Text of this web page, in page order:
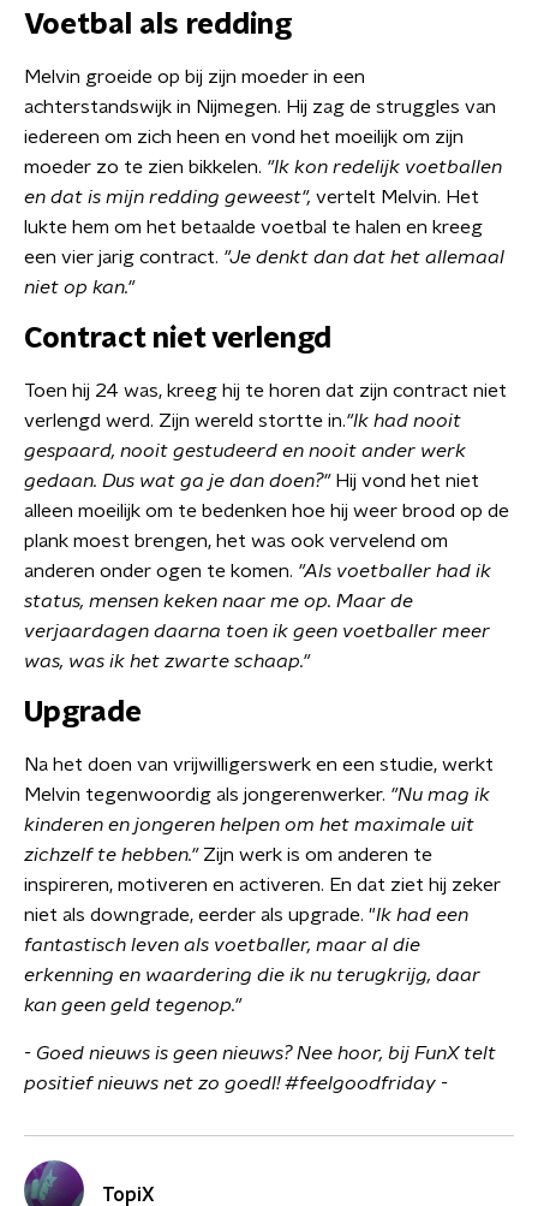
Voetbal als redding
Melvin groeide op bij zijn moeder in een
achterstandswijk in Nijmegen. Hij zag de struggles van
iedereen om zich heen en vond het moeilijk om zijn
moeder zo te zien bikkelen. "Ik kon redelijk voetballen
en dat is mijn redding geweest", vertelt Melvin. Het
lukte hem om het betaalde voetbal te halen en kreeg
een vier jarig contract. "Je denkt dan dat het allemaal
niet op kan."
Contract niet verlengd
Toen hij 24 was, kreeg hij te horen dat zijn contract niet
verlengd werd. Zijn wereld stortte in."Ik had nooit
gespaard, nooit gestudeerd en nooit ander werk
gedaan. Dus wat ga je dan doen?" Hij vond het niet
alleen moeilijk om te bedenken hoe hij weer brood op de
plank moest brengen, het was ook vervelend om
anderen onder ogen te komen. "Als voetballer had ik
status, mensen keken naar me op. Maar de
verjaardagen daarna toen ik geen voetballer meer
was, was ik het zwarte schaap."
Upgrade
Na het doen van vrijwilligerswerk en een studie, werkt
Melvin tegenwoordig als jongerenwerker. "Nu mag ik
kinderen en jongeren helpen om het maximale uit
zichzelf te hebben." Zijn werk is om anderen te
inspireren, motiveren en activeren. En dat ziet hij zeker
niet als downgrade, eerder als upgrade. "Ik had een
fantastisch leven als voetballer, maar al die
erkenning en waardering die ik nu terugkrijg, daar
kan geen geld tegenop."
- Goed nieuws is geen nieuws? Nee hoor, bij FunX telt
positief nieuws net zo goedl! #feelgoodfriday -
TopiX